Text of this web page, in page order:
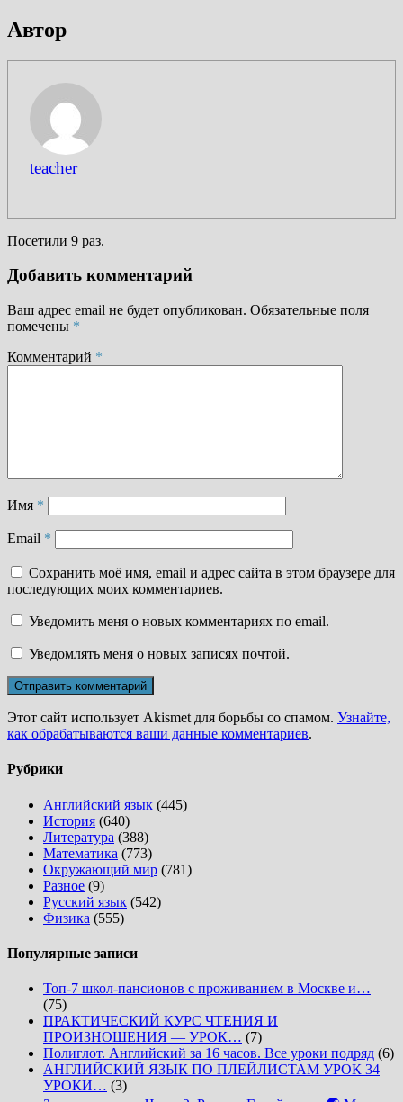
Автор
teacher
Посетили 9 раз.
Добавить комментарий
Ваш адрес email не будет опубликован. Обязательные поля
помечены *
Комментарий *
Имя *
Email *
Сохранить моё имя, email и адрес сайта в этом браузере для
последующих моих комментариев.
Уведомить меня о новых комментариях по email.
Уведомлять меня о новых записях почтой.
Этот сайт использует Akismet для борьбы со спамом. Узнайте,
как обрабатываются ваши данные комментариев.
Рубрики
Английский язык (445)
История (640)
Литература (388)
Математика (773)
Окружающий мир (781)
Разное (9)
Русский язык (542)
Физика (555)
Популярные записи
Топ-7 школ-пансионов с проживанием в Москве и…
(75)
ПРАКТИЧЕСКИЙ КУРС ЧТЕНИЯ И
ПРОИЗНОШЕНИЯ — УРОК… (7)
Полиглот. Английский за 16 часов. Все уроки подряд (6)
АНГЛИЙСКИЙ ЯЗЫК ПО ПЛЕЙЛИСТАМ УРОК 34
УРОКИ… (3)